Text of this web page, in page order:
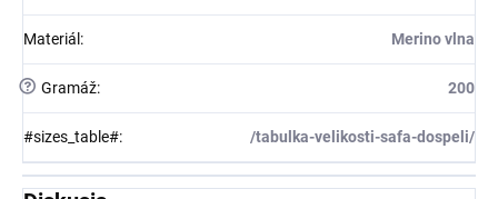
Materiál : Merino vlna
? Gramáž: 200
#sizes_table#: /tabulka-velikosti-safa-dospeli/